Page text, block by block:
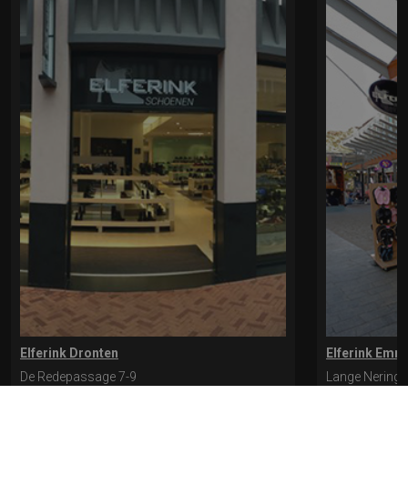
Elferink Dronten
De Redepassage 7-9
Elferink
Lange Nering